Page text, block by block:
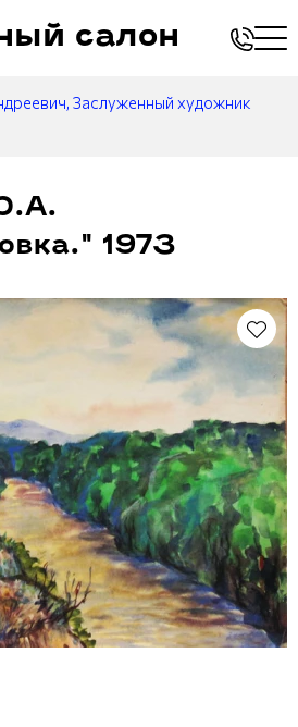
салон
Заслуженный художник
1973